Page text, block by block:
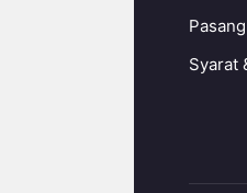
Syarat